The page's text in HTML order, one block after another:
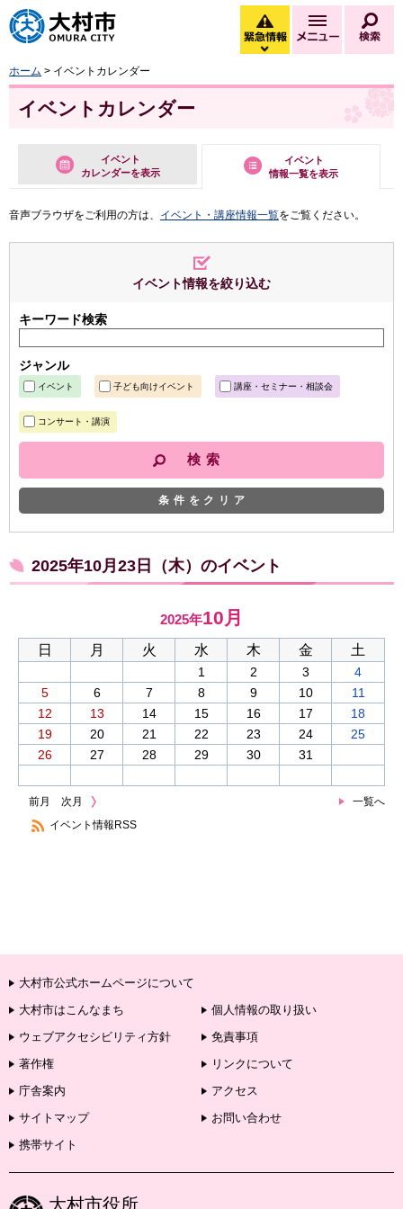
大村市
緊急情報
緊急情報を開く
メニュー
ホーム > イベントカレンダー
イベントカレンダー
イベント
カレンダーを表示
イベント
情報一覧を表示
音声ブラウザをご利用の方は、 イベント・講座情報一覧をご覧ください。
イベント情報を絞り込む
キーワード検索
ジャンル
イベント 子ども向けイベント 講座・セミナー・相談会
コンサート・講演
条件をクリア
2025年10月23日（木）のイベント
2025年10月
日 月 火 水 木 金 土
1 2 3
4
5
6 7 8 9 10
11
12
13 14 15 16 17
18
19
20 21 22 23 24
25
26
27 28 29 30 31
前月 一覧へ
次月
イベント情報RSS
大村市公式ホームページについて
大村市はこんなまち
個人情報の取り扱い
ウェブアクセシビリティ方針
免責事項
著作権
リンクについて
庁舎案内
アクセス
サイトマップ
お問い合わせ
携帯サイト
大村市役所